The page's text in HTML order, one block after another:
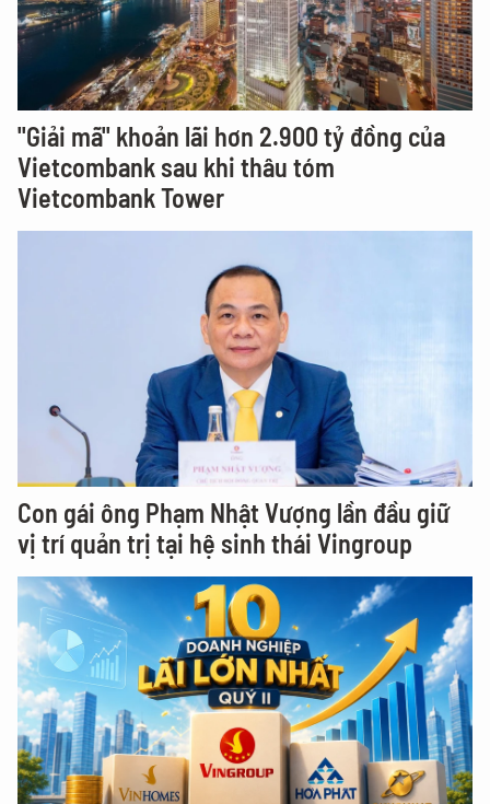
"Giải mã" khoản lãi hơn 2.900 tỷ đồng của
Vietcombank sau khi thâu tóm
Vietcombank Tower
Con gái ông Phạm Nhật Vượng lần đầu giữ
vị trí quản trị tại hệ sinh thái Vingroup